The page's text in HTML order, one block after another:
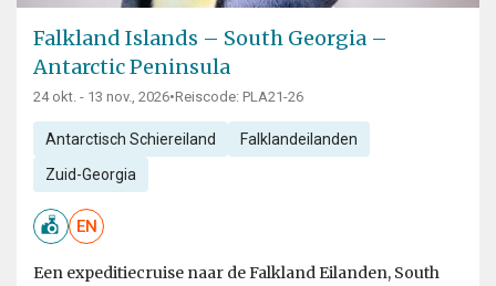
Falkland Islands – South Georgia –
Antarctic Peninsula
24 okt. - 13 nov., 2026•Reiscode: PLA21-26
Antarctisch Schiereiland Falklandeilanden
Zuid-Georgia
EN
Een expeditiecruise naar de Falkland Eilanden, South